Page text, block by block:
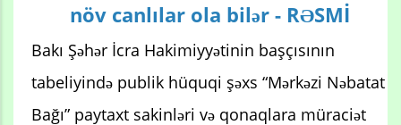
növ canlılar ola bilər - RƏSMİ
Bakı Şəhər İcra Hakimiyyətinin başçısının
tabeliyində publik hüquqi şəxs “Mərkəzi Nəbatat
Bağı” paytaxt sakinləri və qonaqlara müraciət